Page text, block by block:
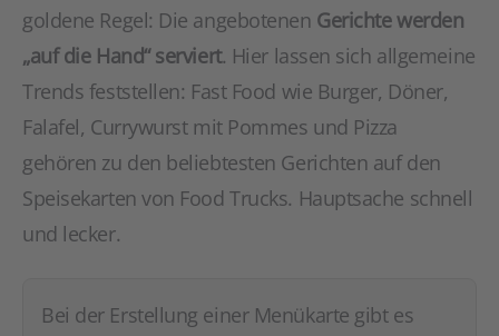
goldene Regel: Die angebotenen Gerichte werden
„auf die Hand“ serviert. Hier lassen sich allgemeine
Trends feststellen: Fast Food wie Burger, Döner,
Falafel, Currywurst mit Pommes und Pizza
gehören zu den beliebtesten Gerichten auf den
Speisekarten von Food Trucks. Hauptsache schnell
und lecker.
Bei der Erstellung einer Menükarte gibt es